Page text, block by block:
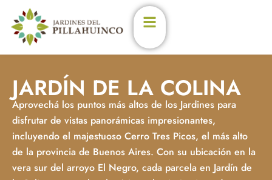
JARDÍN DE LA COLINA
Aprovechá los puntos más altos de los Jardines para
disfrutar de vistas panorámicas impresionantes,
incluyendo el majestuoso Cerro Tres Picos, el más alto
de la provincia de Buenos Aires. Con su ubicación en la
vera sur del arroyo El Negro, cada parcela en Jardín de
Enterate de las últimas
novedades en los
Estoy de acuerdo con las
condiciones y políticas de
privacidad.
(Podés darte de baja en
cualqueir momento)
Nombre Email